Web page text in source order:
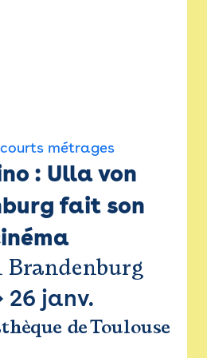
métrages
: Ulla von
fait son
26 janv.
de Toulouse